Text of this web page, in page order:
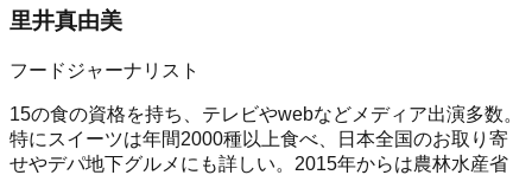
里井真由美
フードジャーナリスト
15の食の資格を持ち、テレビやwebなどメディア出演多数。
特にスイーツは年間2000種以上食べ、日本全国のお取り寄
せやデパ地下グルメにも詳しい。2015年からは農林水産省